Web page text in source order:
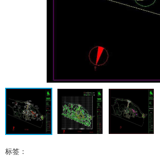
标签：